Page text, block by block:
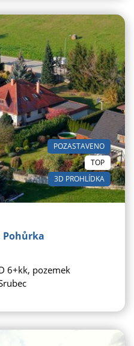
3D PROHLÍDKA
TOP
POZASTAVENO
Pohůrka
6+kk, pozemek